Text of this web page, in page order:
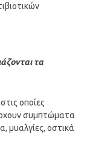
τα
οποίες
συμπτώματα
μυαλγίες, οστικά